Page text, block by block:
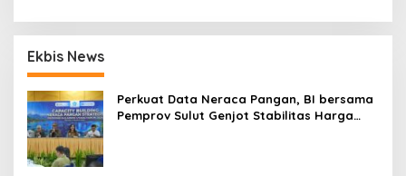
Ekbis News
Perkuat Data Neraca Pangan, BI bersama
Pemprov Sulut Genjot Stabilitas Harga